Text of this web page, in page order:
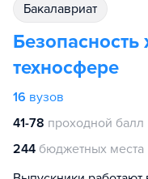
бакалавриат
Безопасность
техносфере
16 вузов
41-78 проходной балл
244 бюджетных места